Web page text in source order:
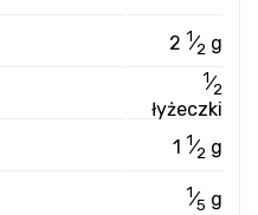
2 1⁄2 g
1⁄2
łyżeczki
1 1⁄2 g
1⁄5 g